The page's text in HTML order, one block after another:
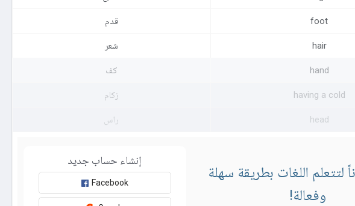
foot قدم
hair شعر
hand كف
having a cold زكام
head راس
اللغات بطريقة سهلة
وفعالة!
إنشاء حساب جديد
Facebook